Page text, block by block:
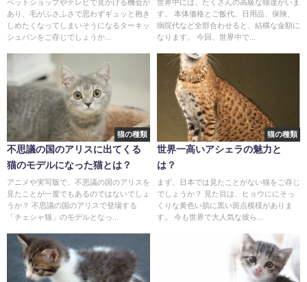
ペットショップやテレビで見かける機会が
あり、毛がふさふさで思わずギュッと抱き
しめたくなってしまいそうになるターキッ
シュバンをご存じでしょうか...
世界中には、たくさんの高級な猫達がいま
す。 本体価格とご飯代、日用品、保険、
病院代など全部合わせると、結構な金額に
なります。 今回、世界中で...
猫の種類
不思議の国のアリスに出てくる
猫のモデルになった猫とは？
アニメや実写版で、不思議の国のアリスを
見たことが一度でもあるのではないでしょ
うか？ 不思議の国のアリスで登場する
「チェシャ猫」のモデルとなっ...
猫の種類
世界一高いアシェラの魅力と
は？
まず、日本では見たことがない猫をご存じ
でしょうか？ 見た目は、ヒョウににそっ
くりな黄色い肌に黒い斑点模様がありま
す。 今も世界で大人気な彼ら...